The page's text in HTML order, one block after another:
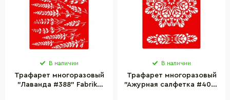
В наличии
Трафарет многоразовый
"Лаванда #388" Fabrika
В наличии
Трафарет многоразовый
"Ажурная салфетка #400"